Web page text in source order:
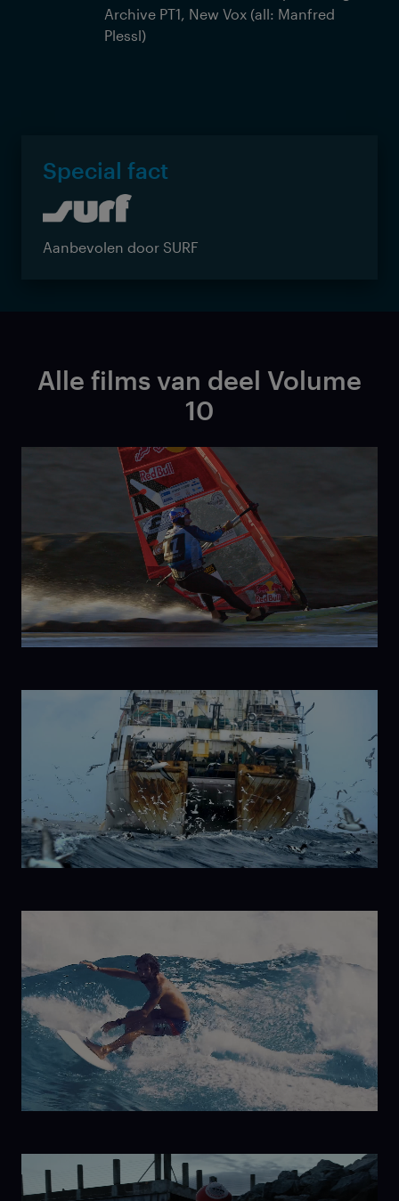
Archive PT1, New Vox (all: Manfred
Plessl)
Special fact
Aanbevolen door SURF
Alle films van deel Volume
10
Born to
Windsurf
to
Antarctica